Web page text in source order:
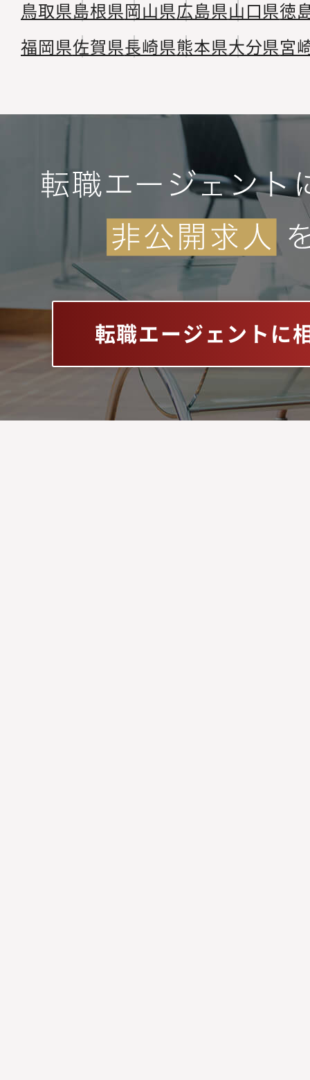
鳥取県島根県岡山県広島県山口県徳
福岡県佐賀県長崎県熊本県大分県宮
転職エージェントに